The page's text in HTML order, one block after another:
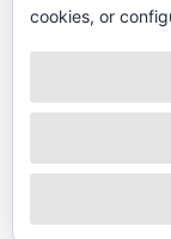
cookies, or